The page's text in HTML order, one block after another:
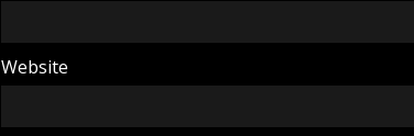
Website